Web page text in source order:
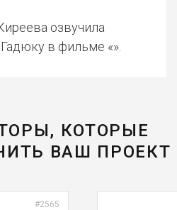
озвучила
в фильме «».
КОТОРЫЕ
ВАШ ПРОЕКТ
#2565